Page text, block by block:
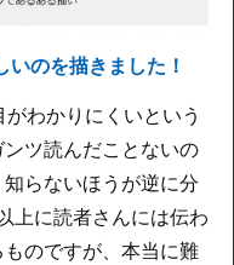
のを描きました！
わかりにくいという
ツ読んだことないの
らないほうが逆に分
上に読者さんには伝わ
のですが、本当に難